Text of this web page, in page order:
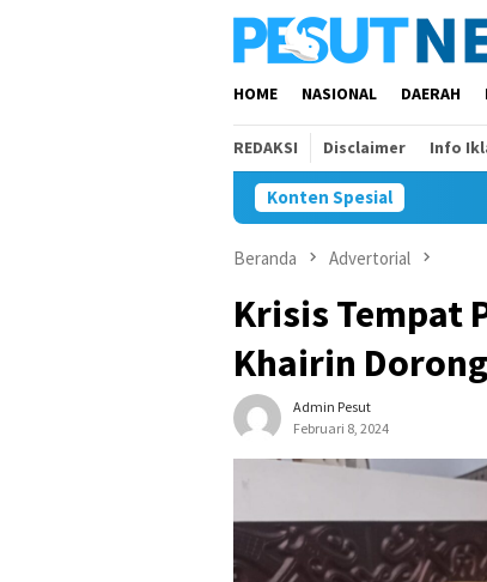
HOME NASIONAL DAERAH
REDAKSI Disclaimer Info
Konten Spesial
Beranda Advertorial
Krisis Tempat
Khairin
Admin Pesut
Februari 8, 2024